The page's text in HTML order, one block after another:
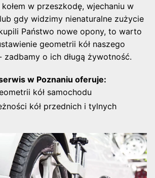
w przeszkodę, wjechaniu w
gdy widzimy nienaturalne zużycie
Państwo nowe opony, to warto
geometrii kół naszego
zadbamy o ich długą żywotność.
w Poznaniu oferuje:
kół samochodu
kół przednich i tylnych